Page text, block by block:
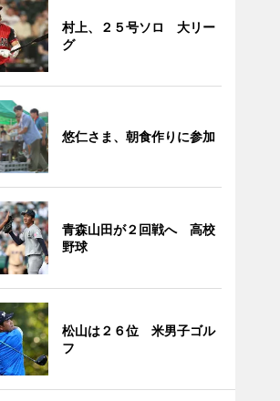
村上、２５号ソロ 大リー
グ
悠仁さま、朝食作りに参加
青森山田が２回戦へ 高校
野球
松山は２６位 米男子ゴル
フ